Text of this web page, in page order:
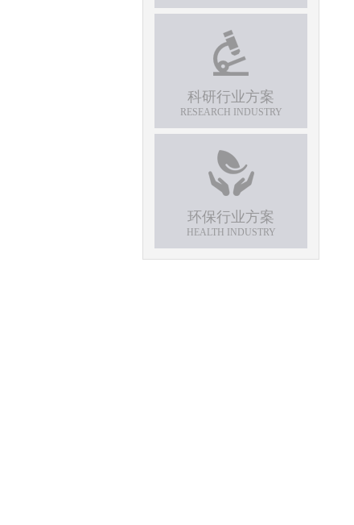
科研行业方案
RESEARCH INDUSTRY
环保行业方案
HEALTH INDUSTRY